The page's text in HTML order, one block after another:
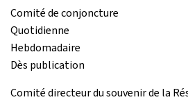
Comité de conjoncture
Quotidienne
Hebdomadaire
Dès publication
Comité directeur du souvenir de la